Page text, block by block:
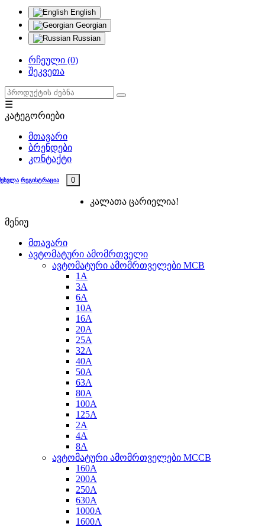
English
Georgian
Russian
რჩეული (0)
შეკვეთა
☰
კატეგორიები
მთავარი
ბრენდები
კონტაქტი
რეგისტრაცია 0
კალათა ცარიელია!
მენიუ
მთავარი
ავტომატური ამომრთველი
ავტომატური ამომრთველები MCB
1A
3A
6A
10A
16A
20A
25А
32A
40A
50A
63A
80A
100A
125A
2A
4A
8A
ავტომატური ამომრთველები MCCB
160A
200A
250A
630A
1000A
1600A